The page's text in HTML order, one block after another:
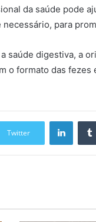
da saúde pode
para
saúde digestiva, a
o formato das
Twitter